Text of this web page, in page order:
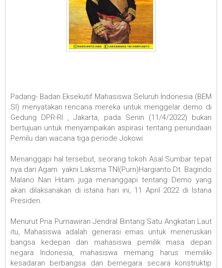
Padang- Badan Eksekutif Mahasiswa Seluruh Indonesia (BEM
SI) menyatakan rencana mereka untuk menggelar demo di
Gedung DPR-RI , Jakarta, pada Senin (11/4/2022) bukan
bertujuan untuk menyampaikan aspirasi tentang penundaan
Pemilu dan wacana tiga periode Jokowi.
Menanggapi hal tersebut, seorang tokoh Asal Sumbar tepat
nya dari Agam yakni Laksma TNI(Purn)Hargianto Dt. Bagindo
Malano Nan Hitam juga menanggapi tentang Demo yang
akan dilaksanakan di istana hari ini, 11 April 2022 di Istana
Presiden.
Menurut Pria Purnawiran Jendral Bintang Satu Angkatan Laut
itu, Mahasiswa adalah generasi emas untuk meneruskan
bangsa kedepan dan mahasiswa pemilik masa depan
negara Indonesia, mahasiswa memang harus memiliki
kesadaran berbangsa dan bernegara secara konstruktip